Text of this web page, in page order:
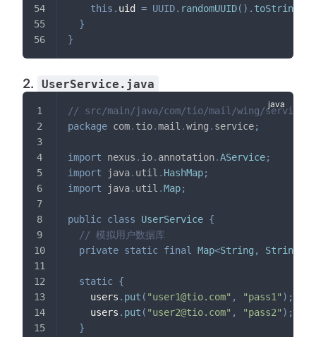
this . uid = UUID. randomUUID( ) . toString
}
}
2. UserService.java
// src/main/java/com/tio/mail/wing/service/
package com. tio.mail .wing . service;
import nexus . io. annotation.AService;
import
java. util . HashMap;
import
java. util .Map;
public class UserService {
// 模拟用户数据库
private static final Map<String , String
static {
    users
. put ( "user1@tio.com" , "pass1" ) ;
    users
. put ( "user2@tio.com" , "pass2" ) ;
}